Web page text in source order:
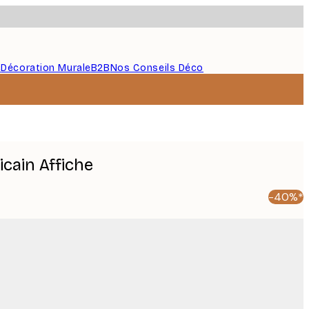
Décoration MuraleB2BNos Conseils Déco
Affiche
-40%*